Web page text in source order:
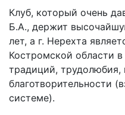
Клуб, который очень
Б.А., держит
лет, а г. Нерехта
Костромской области в
традиций, трудолюбия,
благотворительности
системе).